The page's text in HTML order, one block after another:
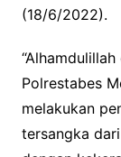
(18/6/2022).
Polrestabes
melakukan
tersangka